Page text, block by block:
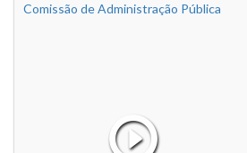
Comissão de Administração Pública